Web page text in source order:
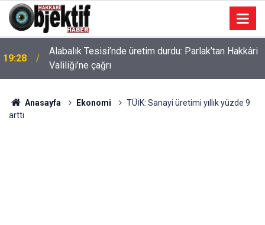
19:28
Alabalık Tesisi’nde üretim durdu: Parlak’tan Hakkâri
Valiliği’ne çağrı
Anasayfa Ekonomi
TÜİK: Sanayi üretimi yıllık yüzde 9
arttı